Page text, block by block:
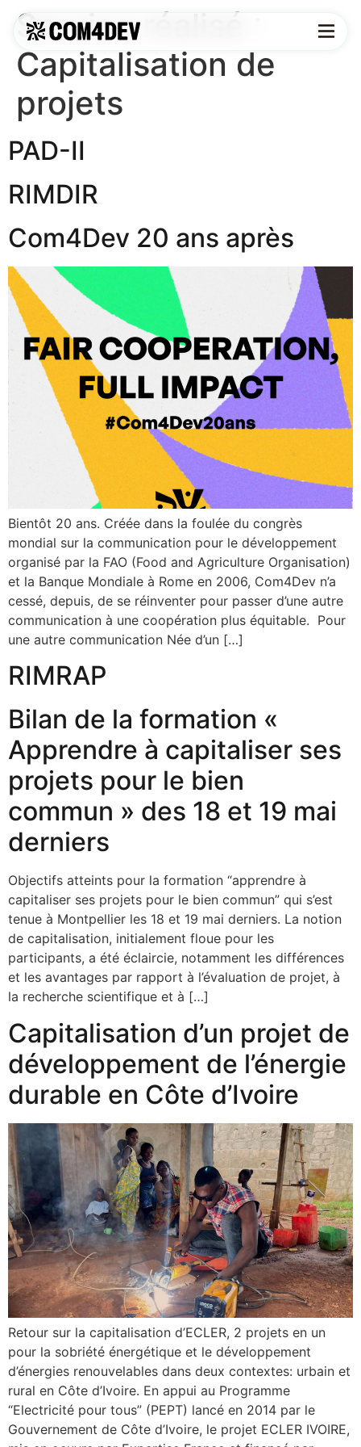
Service réalisé :
Capitalisation de
projets
PAD-II
RIMDIR
Com4Dev 20 ans après
Bientôt 20 ans. Créée dans la foulée du congrès
mondial sur la communication pour le développement
organisé par la FAO (Food and Agriculture Organisation)
et la Banque Mondiale à Rome en 2006, Com4Dev n’a
cessé, depuis, de se réinventer pour passer d’une autre
communication à une coopération plus équitable. Pour
une autre communication Née d’un […]
RIMRAP
Bilan de la formation «
Apprendre à capitaliser ses
projets pour le bien
commun » des 18 et 19 mai
derniers
Objectifs atteints pour la formation “apprendre à
capitaliser ses projets pour le bien commun” qui s’est
tenue à Montpellier les 18 et 19 mai derniers. La notion
de capitalisation, initialement floue pour les
participants, a été éclaircie, notamment les différences
et les avantages par rapport à l’évaluation de projet, à
la recherche scientifique et à […]
Capitalisation d’un projet de
développement de l’énergie
durable en Côte d’Ivoire
Retour sur la capitalisation d’ECLER, 2 projets en un
pour la sobriété énergétique et le développement
d’énergies renouvelables dans deux contextes: urbain et
rural en Côte d’Ivoire. En appui au Programme
“Electricité pour tous” (PEPT) lancé en 2014 par le
Gouvernement de Côte d’Ivoire, le projet ECLER IVOIRE,